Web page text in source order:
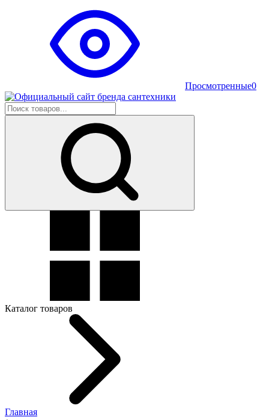
Просмотренные0
Каталог товаров
Главная